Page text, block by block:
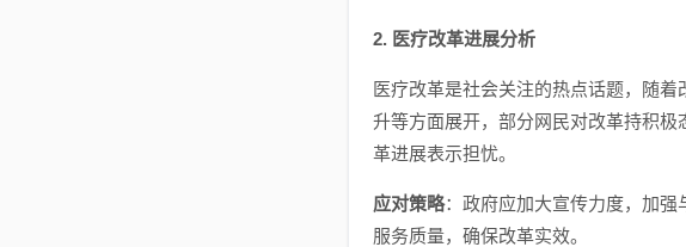
2. 医疗改革进展分析
医疗改革是社会关注的热点话题，随
升等方面展开，部分网民对改革持积
革进展表示担忧。
应对策略：政府应加大宣传力度，加强
服务质量，确保改革实效。